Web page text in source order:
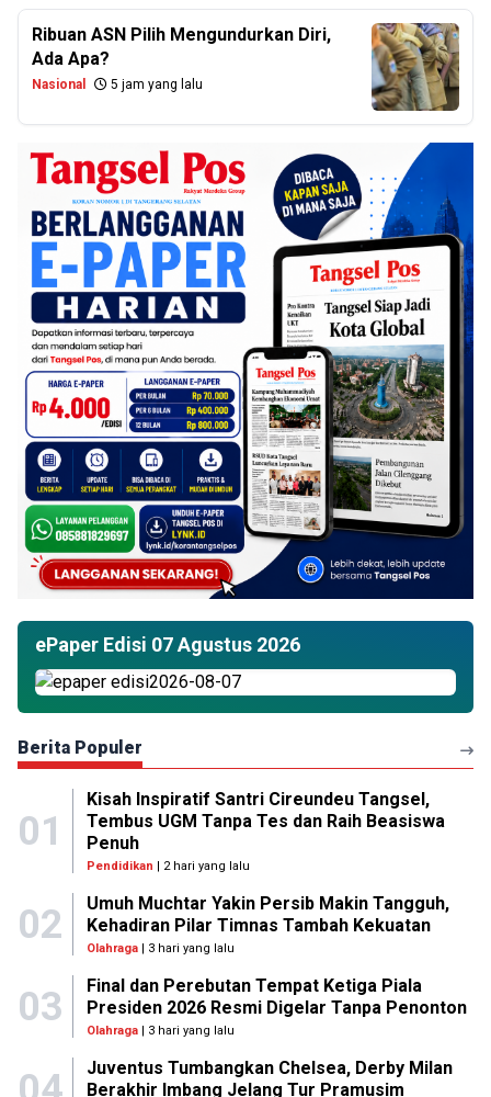
Ribuan ASN Pilih Mengundurkan Diri,
Ada Apa?
Nasional 5 jam yang lalu
ePaper Edisi 07 Agustus 2026
Berita Populer
01
Kisah Inspiratif Santri Cireundeu Tangsel,
Tembus UGM Tanpa Tes dan Raih Beasiswa
Penuh
Pendidikan | 2 hari yang lalu
02
Umuh Muchtar Yakin Persib Makin Tangguh,
Kehadiran Pilar Timnas Tambah Kekuatan
Olahraga| 3 hari yang lalu
03
Final dan Perebutan Tempat Ketiga Piala
Presiden 2026 Resmi Digelar Tanpa Penonton
Olahraga| 3 hari yang lalu
Juventus Tumbangkan Chelsea, Derby Milan
Berakhir Imbang Jelang Tur Pramusim